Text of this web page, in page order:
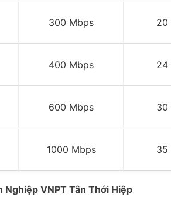
300 Mbps 20
400 Mbps 24
600 Mbps 30
1000 Mbps 35
Nghiệp VNPT Tân Thới Hiệp